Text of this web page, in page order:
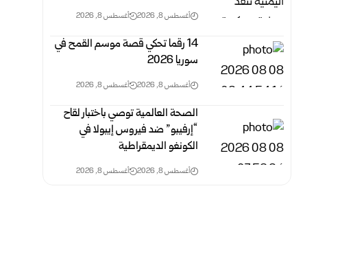
أغسطس 8, 2026 أغسطس 8, 2026
14 رقما تحكي قصة موسم القمح في
سوريا 2026
أغسطس 8, 2026 أغسطس 8, 2026
الصحة العالمية توصي باختبار لقاح
“إرفيبو” ضد فيروس إيبولا في
الكونغو الديمقراطية
أغسطس 8, 2026 أغسطس 8, 2026